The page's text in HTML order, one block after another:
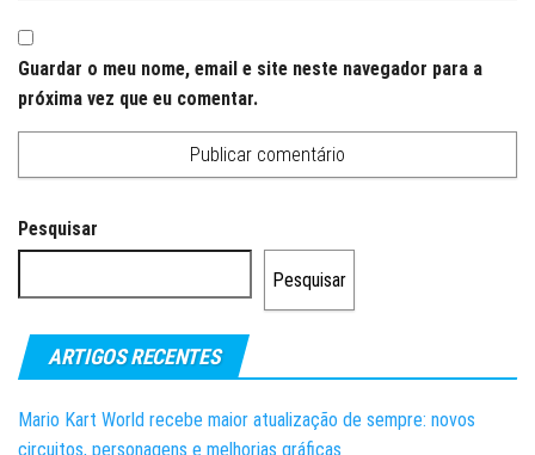
Guardar o meu nome, email e site neste navegador para a
próxima vez que eu comentar.
Pesquisar
Pesquisar
ARTIGOS RECENTES
Mario Kart World recebe maior atualização de sempre: novos
circuitos, personagens e melhorias gráficas